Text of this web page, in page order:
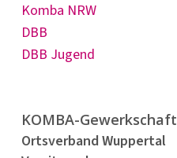
Komba NRW
DBB
DBB Jugend
KOMBA-Gewerkschaft
Ortsverband Wuppertal